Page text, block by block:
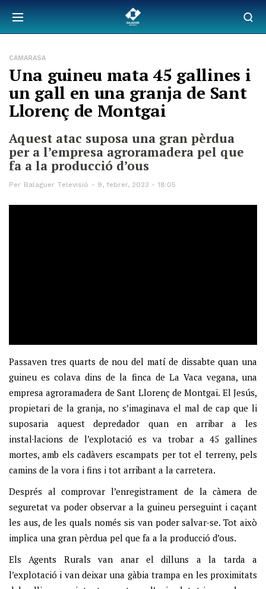
CAMARASA
Una guineu mata 45 gallines i
un gall en una granja de Sant
Llorenç de Montgai
Aquest atac suposa una gran pèrdua
per a l’empresa agroramadera pel que
fa a la producció d’ous
Per Balaguer Televisió 9, febrer, 2023 - 18:05
Passaven tres quarts de nou del matí de dissabte quan una
guineu es colava dins de la finca de La Vaca vegana, una
empresa agroramadera de Sant Llorenç de Montgai. El Jesús,
propietari de la granja, no s’imaginava el mal de cap que li
suposaria aquest depredador quan en arribar a les
instal·lacions de l’explotació es va trobar a 45 gallines
mortes, amb els cadàvers escampats per tot el terreny, pels
camins de la vora i fins i tot arribant a la carretera.
Després al comprovar l’enregistrament de la càmera de
seguretat va poder observar a la guineu perseguint i caçant
les aus, de les quals només sis van poder salvar-se. Tot això
implica una gran pèrdua pel que fa a la producció d’ous.
Els Agents Rurals van anar el dilluns a la tarda a
l’explotació i van deixar una gàbia trampa en les proximitats